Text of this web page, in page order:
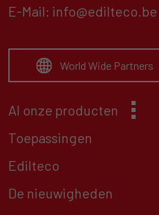
E-Mail: info@edilteco.be
World Wide Partners
Al onze producten
Toepassingen
Edilteco
De nieuwigheden